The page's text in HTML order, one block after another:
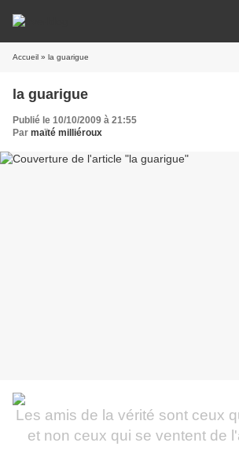
Accueil » la guarigue
la guarigue
Publié le 10/10/2009 à 21:55
Par maïté milliéroux
Les amis de la vérité sont ceux
et non ceux qui se ventent de